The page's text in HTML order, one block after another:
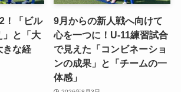
！「ビル
」と「大
きな経
9月からの新人戦へ向けて
心を一つに！U-11練習試合
で見えた「コンビネーショ
ンの成果」と「チームの一
体感」